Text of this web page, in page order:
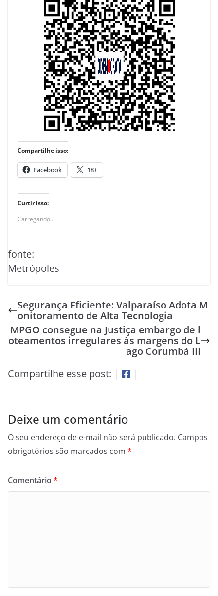
Compartilhe isso:
Facebook 18+
Curtir isso:
Carregando...
fonte:
Metrópoles
Segurança Eficiente: Valparaíso Adota M
onitoramento de Alta Tecnologia
MPGO consegue na Justiça embargo de l
oteamentos irregulares às margens do L
ago Corumbá III
Compartilhe esse post:
Deixe um comentário
O seu endereço de e-mail não será publicado. Campos
obrigatórios são marcados com *
Comentário *